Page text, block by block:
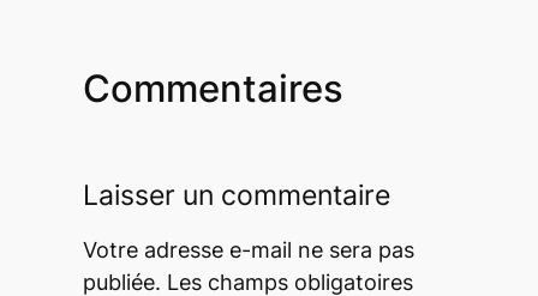
Commentaires
Laisser un commentaire
Votre adresse e-mail ne sera pas
publiée. Les champs obligatoires